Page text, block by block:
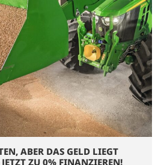
ABER DAS GELD LIEGT
ZU 0% FINANZIEREN!